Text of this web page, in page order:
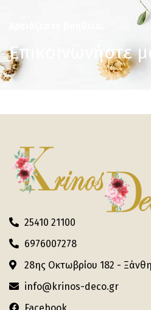
Επικοινωνήστε
25410 21100
6976007278
28ης Οκτωβρίου 182 - Ξάνθη
info@krinos-deco.gr
Facebook